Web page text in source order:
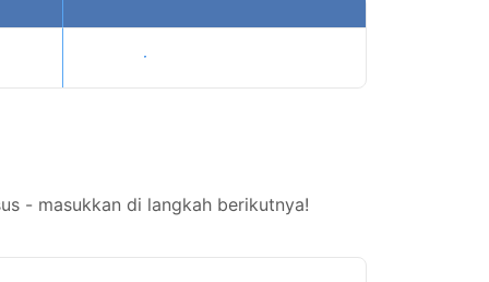
Tampilkan harga
- masukkan di langkah berikutnya!